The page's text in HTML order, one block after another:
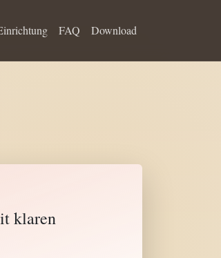
FAQ Download
klaren